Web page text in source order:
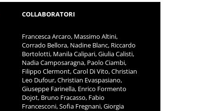
COLLABORATORI
Francesca Arcaro, Massimo Altini,
Corrado Bellora, Nadine Blanc, Riccardo
Bortolotti, Manila Calipari, Giulia Calisti,
Nadia Camposaragna, Paolo Ciambi,
Filippo Clermont, Carol Di Vito, Christian
Leo Dufour, Christian Evaspasiano,
Giuseppe Farinella, Enrico Formento
Dojot, Bruno Fracasso, Fabio
Francesconi, Sofia Fregnani, Giorgia